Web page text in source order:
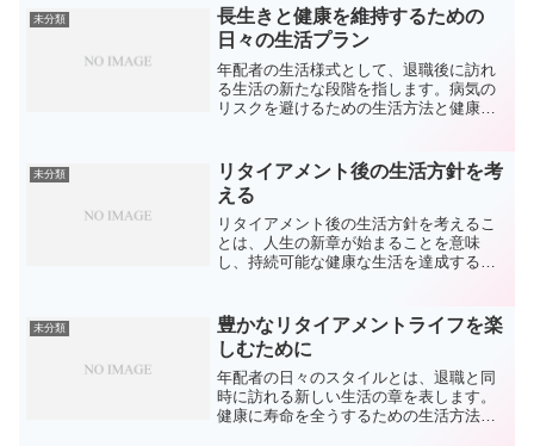
保、病気に対する備えが必要です。望ま
しい老後を送るために、財務...
未分類
長生きと健康を維持するための
日々の生活プラン
年配者の生活様式として、退職後に訪れ
る生活の新たな段階を指します。病気の
リスクを避けるための生活方法と健康の
し、充実した晩年を目指すためのもので
す。適切な運動量、栄養バラ...
未分類
リタイアメント後の生活方針を考
える
リタイアメント後の生活方針を考えるこ
とは、人生の新章が始まることを意味
し、持続可能な健康な生活を達成するた
リタイアメント後の満たされた生活を目
指すには、健康を維持するた...
未分類
豊かなリタイアメントライフを楽
しむために
年配者の日々のスタイルとは、退職と同
時に訪れる新しい生活の章を表します。
健康に寿命を全うするための生活方法と